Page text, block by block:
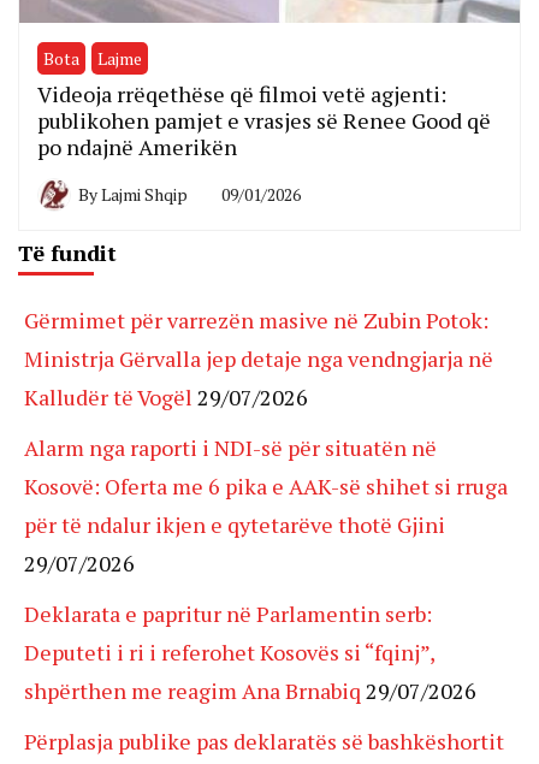
Bota Lajme
Videoja rrëqethëse që filmoi vetë agjenti:
publikohen pamjet e vrasjes së Renee Good që
po ndajnë Amerikën
ByLajmi Shqip 09/01/2026
Të fundit
Gërmimet për varrezën masive në Zubin Potok:
Ministrja Gërvalla jep detaje nga vendngjarja në
Kalludër të Vogël 29/07/2026
Alarm nga raporti i NDI-së për situatën në
Kosovë: Oferta me 6 pika e AAK-së shihet si rruga
për të ndalur ikjen e qytetarëve thotë Gjini
29/07/2026
Deklarata e papritur në Parlamentin serb:
Deputeti i ri i referohet Kosovës si “fqinj”,
shpërthen me reagim Ana Brnabiq 29/07/2026
Përplasja publike pas deklaratës së bashkëshortit